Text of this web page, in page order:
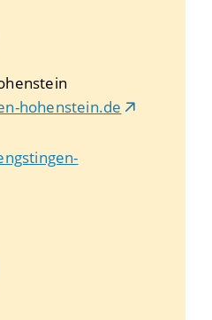
hohenstein.de